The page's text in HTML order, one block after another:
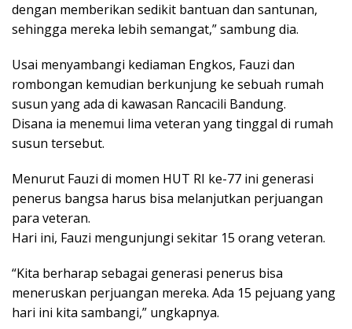
dengan memberikan sedikit bantuan dan santunan,
sehingga mereka lebih semangat,” sambung dia.
Usai menyambangi kediaman Engkos, Fauzi dan
rombongan kemudian berkunjung ke sebuah rumah
susun yang ada di kawasan Rancacili Bandung.
Disana ia menemui lima veteran yang tinggal di rumah
susun tersebut.
Menurut Fauzi di momen HUT RI ke-77 ini generasi
penerus bangsa harus bisa melanjutkan perjuangan
para veteran.
Hari ini, Fauzi mengunjungi sekitar 15 orang veteran.
“Kita berharap sebagai generasi penerus bisa
meneruskan perjuangan mereka. Ada 15 pejuang yang
hari ini kita sambangi,” ungkapnya.